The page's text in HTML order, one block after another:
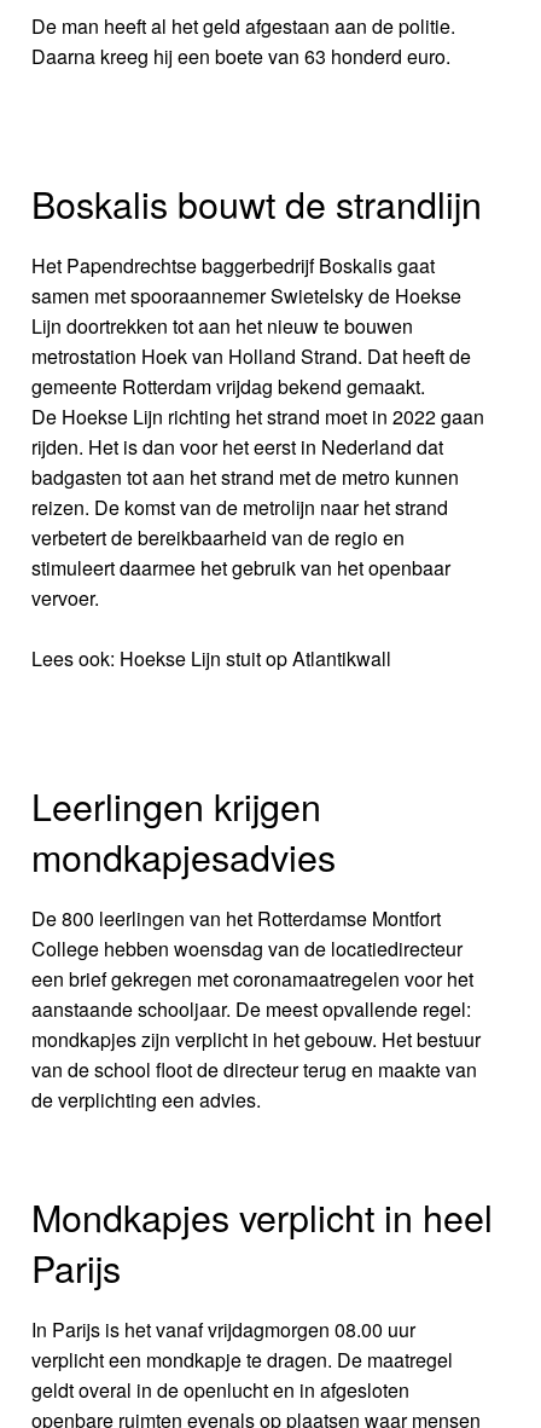
De man heeft al het geld afgestaan aan de politie.
Daarna kreeg hij een boete van 63 honderd euro.
Boskalis bouwt de strandlijn
Het Papendrechtse baggerbedrijf Boskalis gaat
samen met spooraannemer Swietelsky de Hoekse
Lijn doortrekken tot aan het nieuw te bouwen
metrostation Hoek van Holland Strand. Dat heeft de
gemeente Rotterdam vrijdag bekend gemaakt.
De Hoekse Lijn richting het strand moet in 2022 gaan
rijden. Het is dan voor het eerst in Nederland dat
badgasten tot aan het strand met de metro kunnen
reizen. De komst van de metrolijn naar het strand
verbetert de bereikbaarheid van de regio en
stimuleert daarmee het gebruik van het openbaar
vervoer.
Lees ook: Hoekse Lijn stuit op Atlantikwall
Leerlingen krijgen
mondkapjesadvies
De 800 leerlingen van het Rotterdamse Montfort
College hebben woensdag van de locatiedirecteur
een brief gekregen met coronamaatregelen voor het
aanstaande schooljaar. De meest opvallende regel:
mondkapjes zijn verplicht in het gebouw. Het bestuur
van de school floot de directeur terug en maakte van
de verplichting een advies.
Mondkapjes verplicht in heel
Parijs
In Parijs is het vanaf vrijdagmorgen 08.00 uur
verplicht een mondkapje te dragen. De maatregel
geldt overal in de openlucht en in afgesloten
openbare ruimten evenals op plaatsen waar mensen